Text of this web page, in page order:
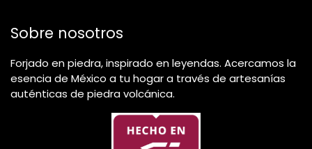
Sobre nosotros
Forjado en piedra, inspirado en leyendas. Acercamos la
esencia de México a tu hogar a través de artesanías
auténticas de piedra volcánica.